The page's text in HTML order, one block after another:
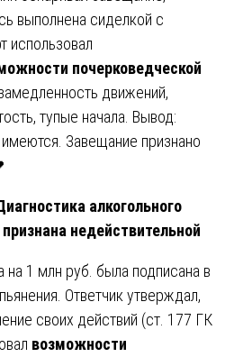
выполнена сиделкой с
использовал
почерковедческой
движений,
тупые начала. Вывод:
Завещание признано
алкогольного
недействительной
на 1 млн руб. была подписана в
Ответчик утверждал,
своих действий (ст. 177 ГК
возможности